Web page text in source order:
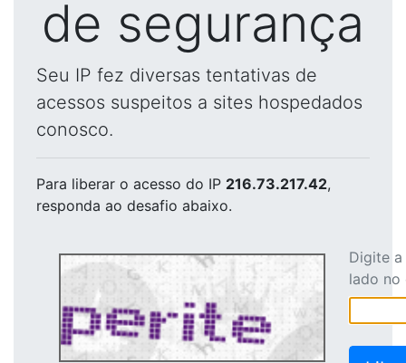
de segurança
Seu IP fez diversas tentativas de
acessos suspeitos a sites hospedados
conosco.
Para liberar o acesso do IP 216.73.217.42,
responda ao desafio abaixo.
Digite
lado no